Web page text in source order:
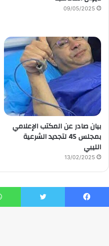
09/05/2025
بيان صادر عن المكتب الإعلامي
بمجلس 45 لتجديد الشرعية
الليبي
13/02/2025
فيسبوك تويتر واتساب